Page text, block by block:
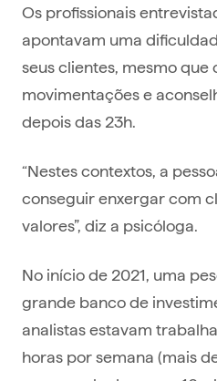
Os profissionais
apontavam uma
seus clientes, mesmo que
movimentações e
depois das 23h.
“Nestes contextos, a
conseguir enxergar com
valores”, diz a psicóloga.
No início de 2021, uma
grande banco de
analistas estavam
horas por semana (mais